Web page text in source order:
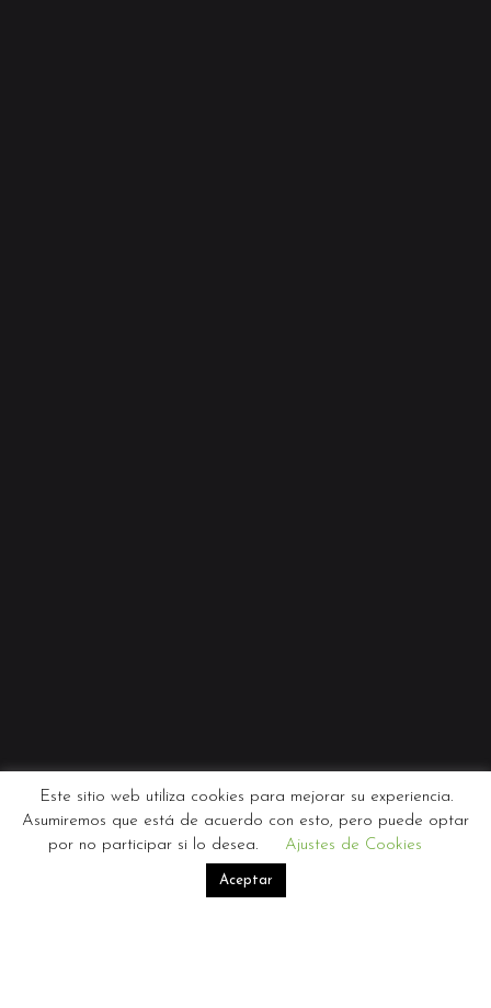
Este sitio web utiliza cookies para mejorar su experiencia.
Asumiremos que está de acuerdo con esto, pero puede optar
por no participar si lo desea.
Ajustes de Cookies
Aceptar